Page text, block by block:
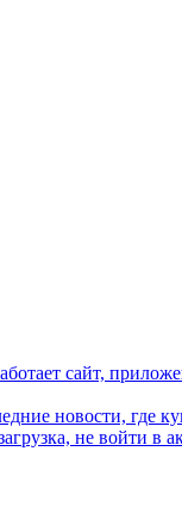
сайт,
новости, где
не войти в